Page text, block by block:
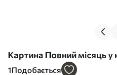
Картина Повний місяць у
оточенні силуетів
1Подобається